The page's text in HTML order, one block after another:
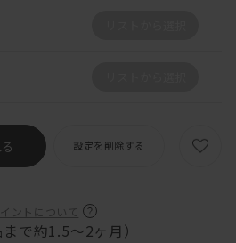
ントについて
で約1.5～2ヶ月）
設定を削除する